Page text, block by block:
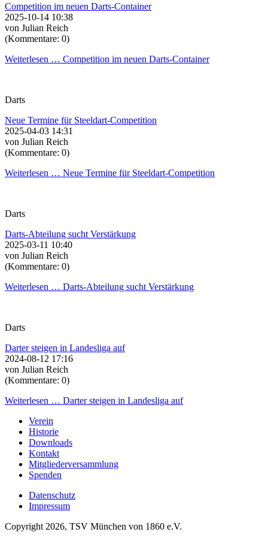
Competition im neuen Darts-Container
2025-10-14 10:38
von Julian Reich
(Kommentare: 0)
Weiterlesen … Competition im neuen Darts-Container
Darts
Neue Termine für Steeldart-Competition
2025-04-03 14:31
von Julian Reich
(Kommentare: 0)
Weiterlesen … Neue Termine für Steeldart-Competition
Darts
Darts-Abteilung sucht Verstärkung
2025-03-11 10:40
von Julian Reich
(Kommentare: 0)
Weiterlesen … Darts-Abteilung sucht Verstärkung
Darts
Darter steigen in Landesliga auf
2024-08-12 17:16
von Julian Reich
(Kommentare: 0)
Weiterlesen … Darter steigen in Landesliga auf
Verein
Historie
Downloads
Kontakt
Mitgliederversammlung
Spenden
Datenschutz
Impressum
Copyright 2026, TSV München von 1860 e.V.